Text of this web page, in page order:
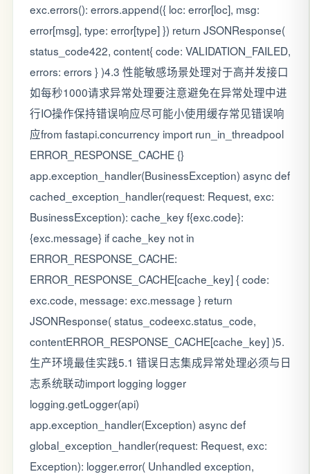
exc.errors(): errors.append({ loc: error[loc], msg:
error[msg], type: error[type] }) return JSONResponse(
status_code422, content{ code: VALIDATION_FAILED,
errors: errors } )4.3 性能敏感场景处理对于高并发接口
如每秒1000请求异常处理要注意避免在异常处理中进
行IO操作保持错误响应尽可能小使用缓存常见错误响
应from fastapi.concurrency import run_in_threadpool
ERROR_RESPONSE_CACHE {}
app.exception_handler(BusinessException) async def
cached_exception_handler(request: Request, exc:
BusinessException): cache_key f{exc.code}:
{exc.message} if cache_key not in
ERROR_RESPONSE_CACHE:
ERROR_RESPONSE_CACHE[cache_key] { code:
exc.code, message: exc.message } return
JSONResponse( status_codeexc.status_code,
contentERROR_RESPONSE_CACHE[cache_key] )5.
生产环境最佳实践5.1 错误日志集成异常处理必须与日
志系统联动import logging logger
logging.getLogger(api)
app.exception_handler(Exception) async def
global_exception_handler(request: Request, exc:
Exception): logger.error( Unhandled exception,